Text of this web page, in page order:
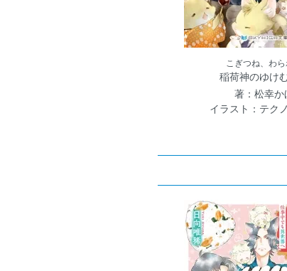
こぎつね、わら
稲荷神のゆけ
著：松幸か
イラスト：テク